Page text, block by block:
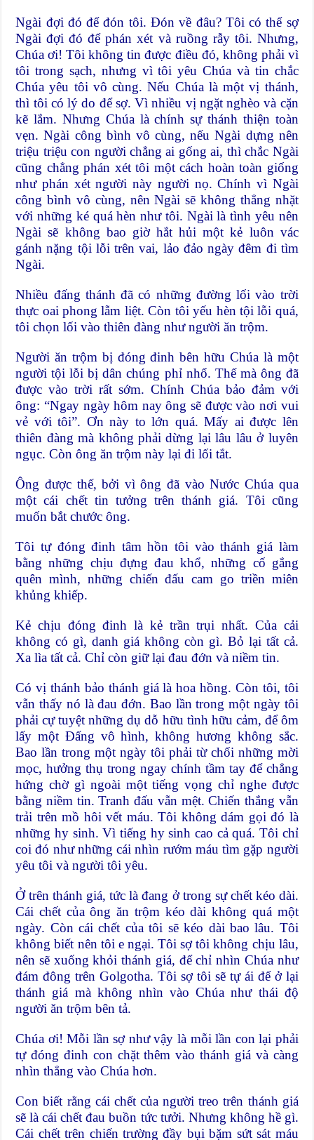
Ngài đợi đó để đón tôi. Đón về đâu? Tôi có thể sợ
Ngài đợi đó để phán xét và ruồng rẫy tôi. Nhưng,
Chúa ơi! Tôi không tin được điều đó, không phải vì
tôi trong sạch, nhưng vì tôi yêu Chúa và tin chắc
Chúa yêu tôi vô cùng. Nếu Chúa là một vị thánh,
thì tôi có lý do để sợ. Vì nhiều vị ngặt nghèo và cặn
kẽ lắm. Nhưng Chúa là chính sự thánh thiện toàn
vẹn. Ngài công bình vô cùng, nếu Ngài dựng nên
triệu triệu con người chẳng ai gống ai, thì chắc Ngài
cũng chẳng phán xét tôi một cách hoàn toàn giống
như phán xét người này người nọ. Chính vì Ngài
công bình vô cùng, nên Ngài sẽ không thẳng nhặt
với những ké quá hèn như tôi. Ngài là tình yêu nên
Ngài sẽ không bao giờ hắt hủi một kẻ luôn vác
gánh nặng tội lỗi trên vai, lảo đảo ngày đêm đi tìm
Ngài.
Nhiều đấng thánh đã có những đường lối vào trời
thực oai phong lẫm liệt. Còn tôi yếu hèn tội lỗi quá,
tôi chọn lối vào thiên đàng như người ăn trộm.
Người ăn trộm bị đóng đinh bên hữu Chúa là một
người tội lỗi bị dân chúng phỉ nhổ. Thế mà ông đã
được vào trời rất sớm. Chính Chúa bảo đảm với
ông: “Ngay ngày hôm nay ông sẽ được vào nơi vui
vẻ với tôi”. Ơn này to lớn quá. Mấy ai được lên
thiên đàng mà không phải dừng lại lâu lâu ở luyên
ngục. Còn ông ăn trộm này lại đi lối tắt.
Ông được thế, bởi vì ông đã vào Nước Chúa qua
một cái chết tin tưởng trên thánh giá. Tôi cũng
muốn bắt chước ông.
Tôi tự đóng đinh tâm hồn tôi vào thánh giá làm
bằng những chịu đựng đau khổ, những cố gắng
quên mình, những chiến đấu cam go triền miên
khủng khiếp.
Kẻ chịu đóng đinh là kẻ trần trụi nhất. Của cải
không có gì, danh giá không còn gì. Bỏ lại tất cả.
Xa lìa tất cả. Chỉ còn giữ lại đau đớn và niềm tin.
Có vị thánh bảo thánh giá là hoa hồng. Còn tôi, tôi
vẫn thấy nó là đau đớn. Bao lần trong một ngày tôi
phải cự tuyệt những dụ dỗ hữu tình hữu cảm, để ôm
lấy một Đấng vô hình, không hương không sắc.
Bao lần trong một ngày tôi phải từ chối những mời
mọc, hưởng thụ trong ngay chính tầm tay để chẳng
hứng chờ gì ngoài một tiếng vọng chỉ nghe được
bằng niềm tin. Tranh đấu vẫn mệt. Chiến thắng vẫn
trải trên mồ hôi vết máu. Tôi không dám gọi đó là
những hy sinh. Vì tiếng hy sinh cao cả quá. Tôi chỉ
coi đó như những cái nhìn rướm máu tìm gặp người
yêu tôi và người tôi yêu.
Ở trên thánh giá, tức là đang ở trong sự chết kéo dài.
Cái chết của ông ăn trộm kéo dài không quá một
ngày. Còn cái chết của tôi sẽ kéo dài bao lâu. Tôi
không biết nên tôi e ngại. Tôi sợ tôi không chịu lâu,
nên sẽ xuống khỏi thánh giá, để chỉ nhìn Chúa như
đám đông trên Golgotha. Tôi sợ tôi sẽ tự ái để ở lại
thánh giá mà không nhìn vào Chúa như thái độ
người ăn trộm bên tả.
Chúa ơi! Mỗi lần sợ như vậy là mỗi lần con lại phải
tự đóng đinh con chặt thêm vào thánh giá và càng
nhìn thẳng vào Chúa hơn.
Con biết rằng cái chết của người treo trên thánh giá
sẽ là cái chết đau buồn tức tưởi. Nhưng không hề gì.
Cái chết trên chiến trường đầy bụi bặm sứt sát máu